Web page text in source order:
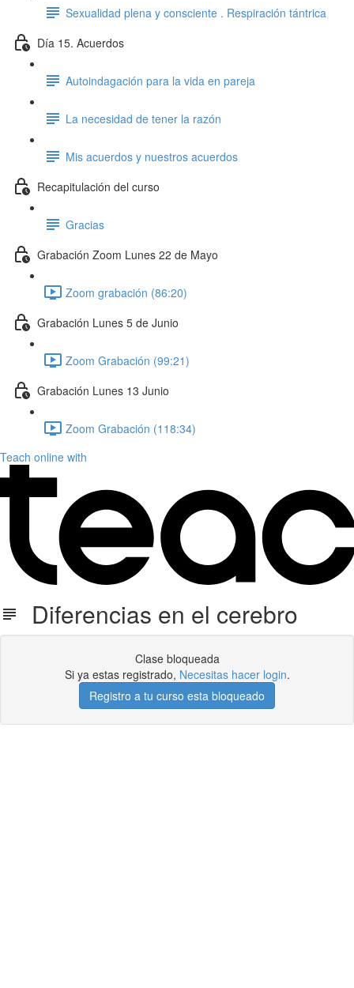
Sexualidad plena y consciente . Respiración tántrica
Día 15. Acuerdos
Autoindagación para la vida en pareja
La necesidad de tener la razón
Mis acuerdos y nuestros acuerdos
Recapitulación del curso
Gracias
Grabación Zoom Lunes 22 de Mayo
Zoom grabación (86:20)
Grabación Lunes 5 de Junio
Zoom Grabación (99:21)
Grabación Lunes 13 Junio
Zoom Grabación (118:34)
Teach online with
Diferencias en el cerebro
Clase bloqueada
Si ya estas registrado, Necesitas hacer login.
Registro a tu curso esta bloqueado